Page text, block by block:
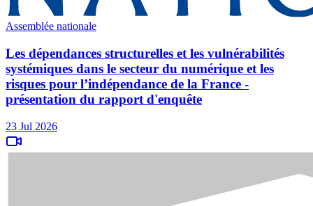
Assemblée nationale
Les dépendances structurelles et les vulnérabilités
systémiques dans le secteur du numérique et les
risques pour l’indépendance de la France -
présentation du rapport d'enquête
23 Jul 2026